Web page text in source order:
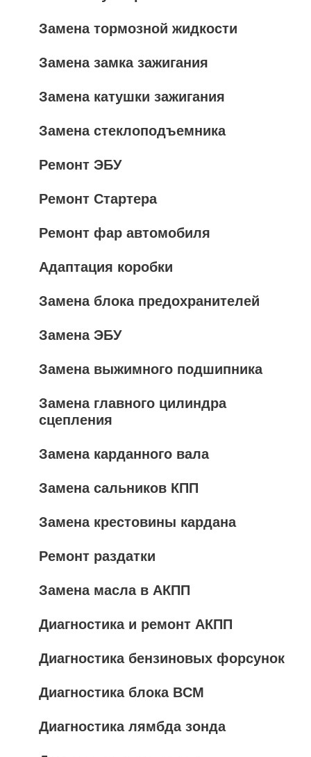
Замена тормозной жидкости
Замена замка зажигания
Замена катушки зажигания
Замена стеклоподъемника
Ремонт ЭБУ
Ремонт Стартера
Ремонт фар автомобиля
Адаптация коробки
Замена блока предохранителей
Замена ЭБУ
Замена выжимного подшипника
Замена главного цилиндра
сцепления
Замена карданного вала
Замена сальников КПП
Замена крестовины кардана
Ремонт раздатки
Замена масла в АКПП
Диагностика и ремонт АКПП
Диагностика бензиновых форсунок
Диагностика блока BCM
Диагностика лямбда зонда